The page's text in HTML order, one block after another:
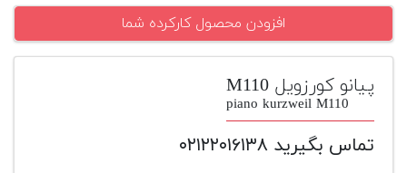
گیتار
کلاسیک
حمل
افزودن محصول کارکرده شما
پیانو کورزویل M110
piano kurzweil M110
تماس بگیرید ۰۲۱۲۲۰۱۶۱۳۸